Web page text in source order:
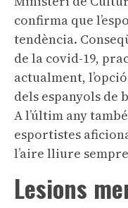
confirma que
tendència.
de la covid-19,
actualment,
dels espanyols de
A l’últim any
esportistes
l’aire lliure
Lesions